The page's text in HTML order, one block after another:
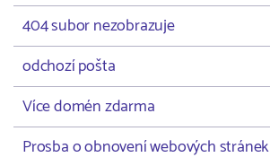
404 subor nezobrazuje
odchozí pošta
Více domén zdarma
Prosba o obnovení webových stránek